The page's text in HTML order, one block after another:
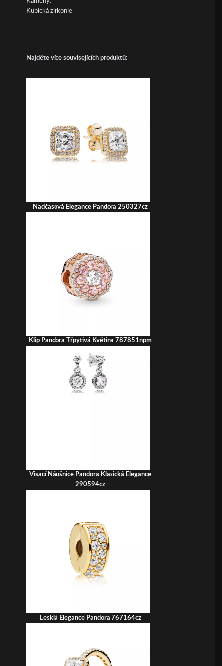
Kubická zirkonie
Najděte více souvisejících produktů:
Nadčasová Elegance Pandora 250327cz
Klip Pandora Třpytivá Květina 787851npm
Visací Náušnice Pandora Klasická Elegance
290594cz
Lesklá Elegance Pandora 767164cz